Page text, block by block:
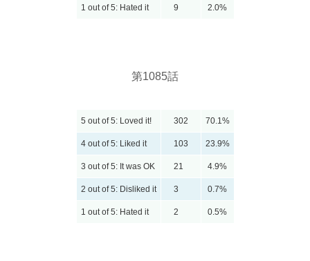
1 out of 5: Hated it 9 2.0%
第1085話
5 out of 5: Loved it! 302 70.1%
4 out of 5: Liked it 103 23.9%
3 out of 5: It was OK 21 4.9%
2 out of 5: Disliked it 3 0.7%
1 out of 5: Hated it 2 0.5%